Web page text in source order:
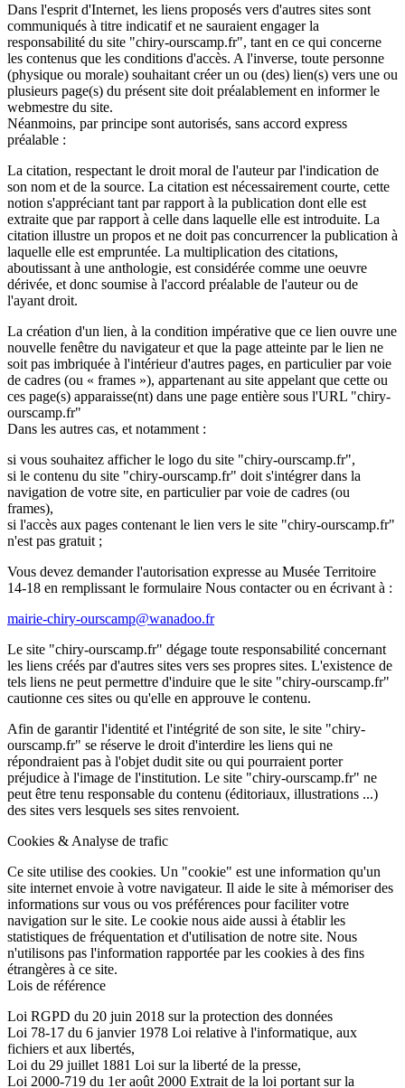
Dans l'esprit d'Internet, les liens proposés vers d'autres sites sont
communiqués à titre indicatif et ne sauraient engager la
responsabilité du site "chiry-ourscamp.fr", tant en ce qui concerne
les contenus que les conditions d'accès. A l'inverse, toute personne
(physique ou morale) souhaitant créer un ou (des) lien(s) vers une ou
plusieurs page(s) du présent site doit préalablement en informer le
webmestre du site.
Néanmoins, par principe sont autorisés, sans accord express
préalable :
La citation, respectant le droit moral de l'auteur par l'indication de
son nom et de la source. La citation est nécessairement courte, cette
notion s'appréciant tant par rapport à la publication dont elle est
extraite que par rapport à celle dans laquelle elle est introduite. La
citation illustre un propos et ne doit pas concurrencer la publication à
laquelle elle est empruntée. La multiplication des citations,
aboutissant à une anthologie, est considérée comme une oeuvre
dérivée, et donc soumise à l'accord préalable de l'auteur ou de
l'ayant droit.
La création d'un lien, à la condition impérative que ce lien ouvre une
nouvelle fenêtre du navigateur et que la page atteinte par le lien ne
soit pas imbriquée à l'intérieur d'autres pages, en particulier par voie
de cadres (ou « frames »), appartenant au site appelant que cette ou
ces page(s) apparaisse(nt) dans une page entière sous l'URL "chiry-
ourscamp.fr"
Dans les autres cas, et notamment :
si vous souhaitez afficher le logo du site "chiry-ourscamp.fr",
si le contenu du site "chiry-ourscamp.fr" doit s'intégrer dans la
navigation de votre site, en particulier par voie de cadres (ou
frames),
si l'accès aux pages contenant le lien vers le site "chiry-ourscamp.fr"
n'est pas gratuit ;
Vous devez demander l'autorisation expresse au Musée Territoire
14-18 en remplissant le formulaire Nous contacter ou en écrivant à :
mairie-chiry-ourscamp@wanadoo.fr
Le site "chiry-ourscamp.fr" dégage toute responsabilité concernant
les liens créés par d'autres sites vers ses propres sites. L'existence de
tels liens ne peut permettre d'induire que le site "chiry-ourscamp.fr"
cautionne ces sites ou qu'elle en approuve le contenu.
Afin de garantir l'identité et l'intégrité de son site, le site "chiry-
ourscamp.fr" se réserve le droit d'interdire les liens qui ne
répondraient pas à l'objet dudit site ou qui pourraient porter
préjudice à l'image de l'institution. Le site "chiry-ourscamp.fr" ne
peut être tenu responsable du contenu (éditoriaux, illustrations ...)
des sites vers lesquels ses sites renvoient.
Cookies & Analyse de trafic
Ce site utilise des cookies. Un "cookie" est une information qu'un
site internet envoie à votre navigateur. Il aide le site à mémoriser des
informations sur vous ou vos préférences pour faciliter votre
navigation sur le site. Le cookie nous aide aussi à établir les
statistiques de fréquentation et d'utilisation de notre site. Nous
n'utilisons pas l'information rapportée par les cookies à des fins
étrangères à ce site.
Lois de référence
Loi RGPD du 20 juin 2018 sur la protection des données
Loi 78-17 du 6 janvier 1978 Loi relative à l'informatique, aux
fichiers et aux libertés,
Loi du 29 juillet 1881 Loi sur la liberté de la presse,
Loi 2000-719 du 1er août 2000 Extrait de la loi portant sur la